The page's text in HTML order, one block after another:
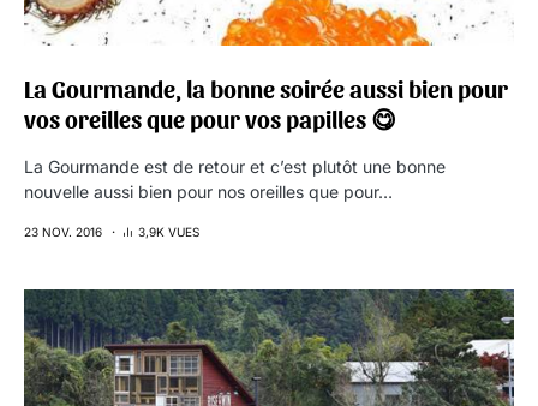
La Gourmande, la bonne soirée aussi bien pour
vos oreilles que pour vos papilles 😋
La Gourmande est de retour et c’est plutôt une bonne
nouvelle aussi bien pour nos oreilles que pour…
23 NOV. 2016 3,9K VUES